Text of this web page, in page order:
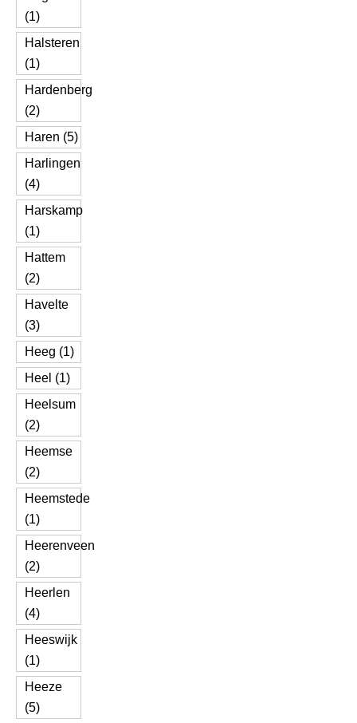
(1)
Halsteren
(1)
Hardenberg
(2)
Haren (5)
Harlingen
(4)
Harskamp
(1)
Hattem
(2)
Havelte
(3)
Heeg (1)
Heel (1)
Heelsum
(2)
Heemse
(2)
Heemstede
(1)
Heerenveen
(2)
Heerlen
(4)
Heeswijk
(1)
Heeze
(5)